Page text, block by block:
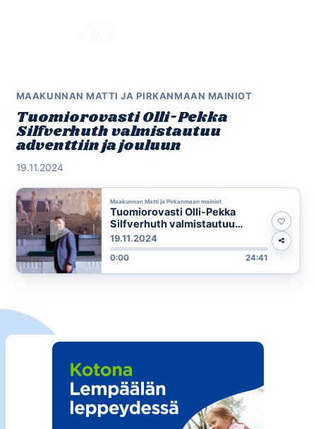
MAAKUNNAN MATTI JA PIRKANMAAN MAINIOT
Tuomiorovasti Olli-Pekka
Silfverhuth valmistautuu
adventtiin ja jouluun
19.11.2024
Maakunnan Matti ja Pirkanmaan mainiot
Tuomiorovasti Olli-Pekka
Silfverhuth valmistautuu
adventtiin ja jouluun
19.11.2024
0:00 24:41